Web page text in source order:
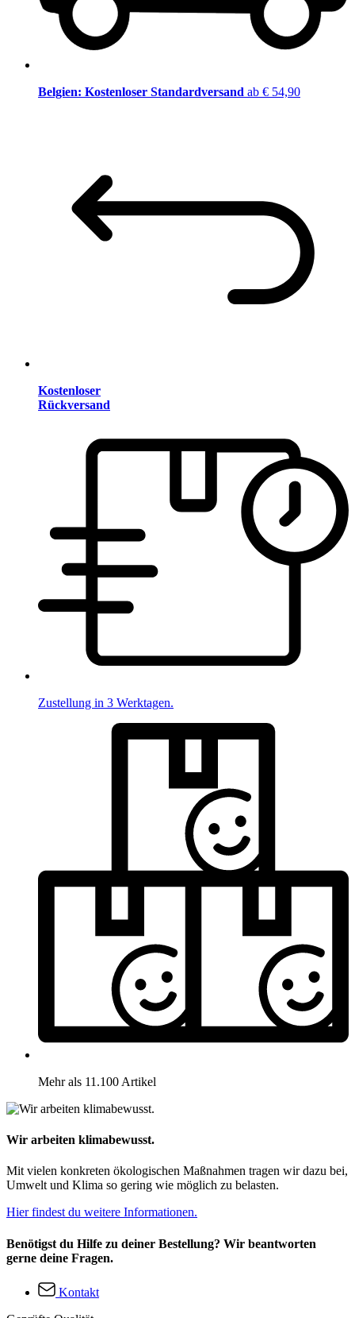
Belgien: Kostenloser Standardversand ab € 54,90
Kostenloser
Rückversand
Zustellung in 3 Werktagen.
Mehr als 11.100 Artikel
Wir arbeiten klimabewusst.
Mit vielen konkreten ökologischen Maßnahmen tragen wir dazu bei,
Umwelt und Klima so gering wie möglich zu belasten.
Hier findest du weitere Informationen.
Benötigst du Hilfe zu deiner Bestellung? Wir beantworten
gerne deine Fragen.
Kontakt